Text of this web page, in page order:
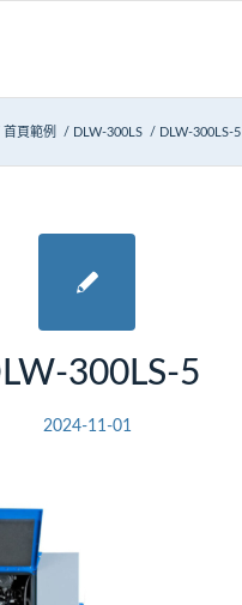
首頁範例 / DLW-300LS / DLW-300LS-5
300LS-5
2024-11-01